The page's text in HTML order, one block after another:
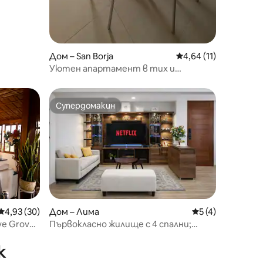
Дом – San Borja Средна оценка:
4,64 (11)
Уютен апартамент в тих и
оценка: 4,93 от 5, 30 отзива
4,93 (30)
Grove
Супердомакин
Супердомакин
Дом – Лима Средна оценка:
5 (4)
Първокласно жилище с 4 спални;